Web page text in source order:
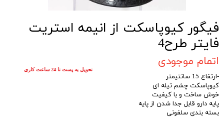
فیگور کیوپاسکت از انیمه استریت
فایتر طرح4
اتمام موجودی
-ارتفاع 15 سانتیمتر
کیوپاسکت چشم تیله ای
خوش ساخت و با کیفیت
پایه دارو قابل جدا شدن از پایه
بسته بندی سلفونی
تحویل به پست تا 24 ساعت کاری